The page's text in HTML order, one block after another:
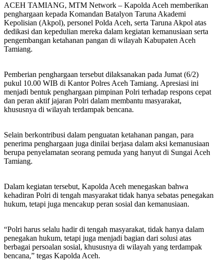
ACEH TAMIANG, MTM Network – Kapolda Aceh memberikan
penghargaan kepada Komandan Batalyon Taruna Akademi
Kepolisian (Akpol), personel Polda Aceh, serta Taruna Akpol atas
dedikasi dan kepedulian mereka dalam kegiatan kemanusiaan serta
pengembangan ketahanan pangan di wilayah Kabupaten Aceh
Tamiang.
Pemberian penghargaan tersebut dilaksanakan pada Jumat (6/2)
pukul 10.00 WIB di Kantor Polres Aceh Tamiang. Apresiasi ini
menjadi bentuk penghargaan pimpinan Polri terhadap respons cepat
dan peran aktif jajaran Polri dalam membantu masyarakat,
khususnya di wilayah terdampak bencana.
Selain berkontribusi dalam penguatan ketahanan pangan, para
penerima penghargaan juga dinilai berjasa dalam aksi kemanusiaan
berupa penyelamatan seorang pemuda yang hanyut di Sungai Aceh
Tamiang.
Dalam kegiatan tersebut, Kapolda Aceh menegaskan bahwa
kehadiran Polri di tengah masyarakat tidak hanya sebatas penegakan
hukum, tetapi juga mencakup peran sosial dan kemanusiaan.
“Polri harus selalu hadir di tengah masyarakat, tidak hanya dalam
penegakan hukum, tetapi juga menjadi bagian dari solusi atas
berbagai persoalan sosial, khususnya di wilayah yang terdampak
bencana,” tegas Kapolda Aceh.